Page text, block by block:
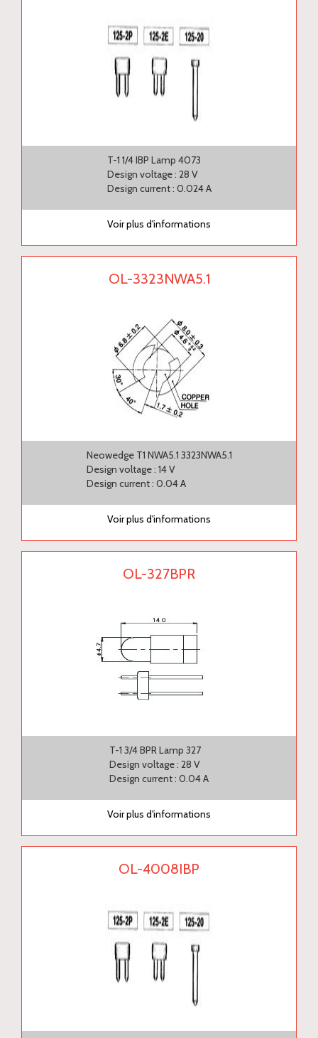
T-1 1/4 IBP Lamp 4073
Design voltage : 28 V
Design current : 0.024 A
Voir plus d'informations
OL-3323NWA5.1
Neowedge T1 NWA5.1 3323NWA5.1
Design voltage : 14 V
Design current : 0.04 A
Voir plus d'informations
OL-327BPR
T-1 3/4 BPR Lamp 327
Design voltage : 28 V
Design current : 0.04 A
Voir plus d'informations
OL-4008IBP